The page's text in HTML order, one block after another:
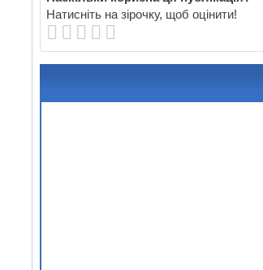
Натисніть на зірочку, щоб оцінити!